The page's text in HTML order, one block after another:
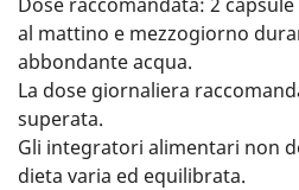
al mattino e mezzogiorno
abbondante acqua.
La dose giornaliera
superata.
Gli integratori alimentari non
dieta varia ed equilibrata.